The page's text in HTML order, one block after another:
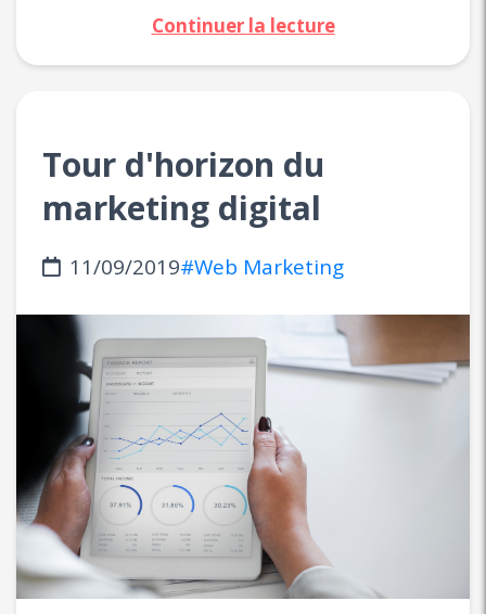
Continuer la lecture
Tour d'horizon du
marketing digital
11/09/2019#Web Marketing